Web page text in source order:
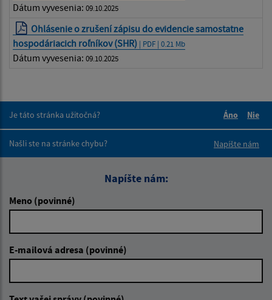
Dátum vyvesenia: 09.10.2025
Ohlásenie o zrušení zápisu do evidencie samostatne
hospodáriacich roľníkov (SHR) | PDF | 0.21 Mb
Dátum vyvesenia: 09.10.2025
Je táto stránka užitočná?
Áno
Nie
Našli ste na stránke chybu?
Napíšte nám
Napíšte nám:
Meno (povinné)
E-mailová adresa (povinné)